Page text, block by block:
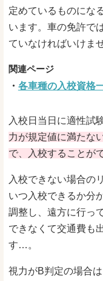
定めているものにな
います。車の免許で
ていなければいけま
各車種の入校資格
入校日当日に適性試
力が規定値に満たな
で、入校することが
入校できない場合の
いつ入校できるか分
調整し、遠方に行っ
できなくて交通費も
す…。
視力がB判定の場合